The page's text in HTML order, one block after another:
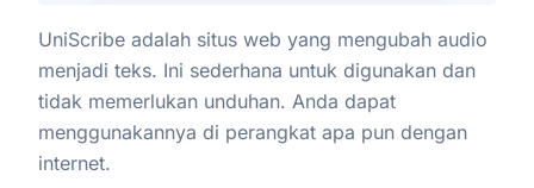
UniScribe adalah situs web yang mengubah audio
menjadi teks. Ini sederhana untuk digunakan dan
tidak memerlukan unduhan. Anda dapat
menggunakannya di perangkat apa pun dengan
internet.